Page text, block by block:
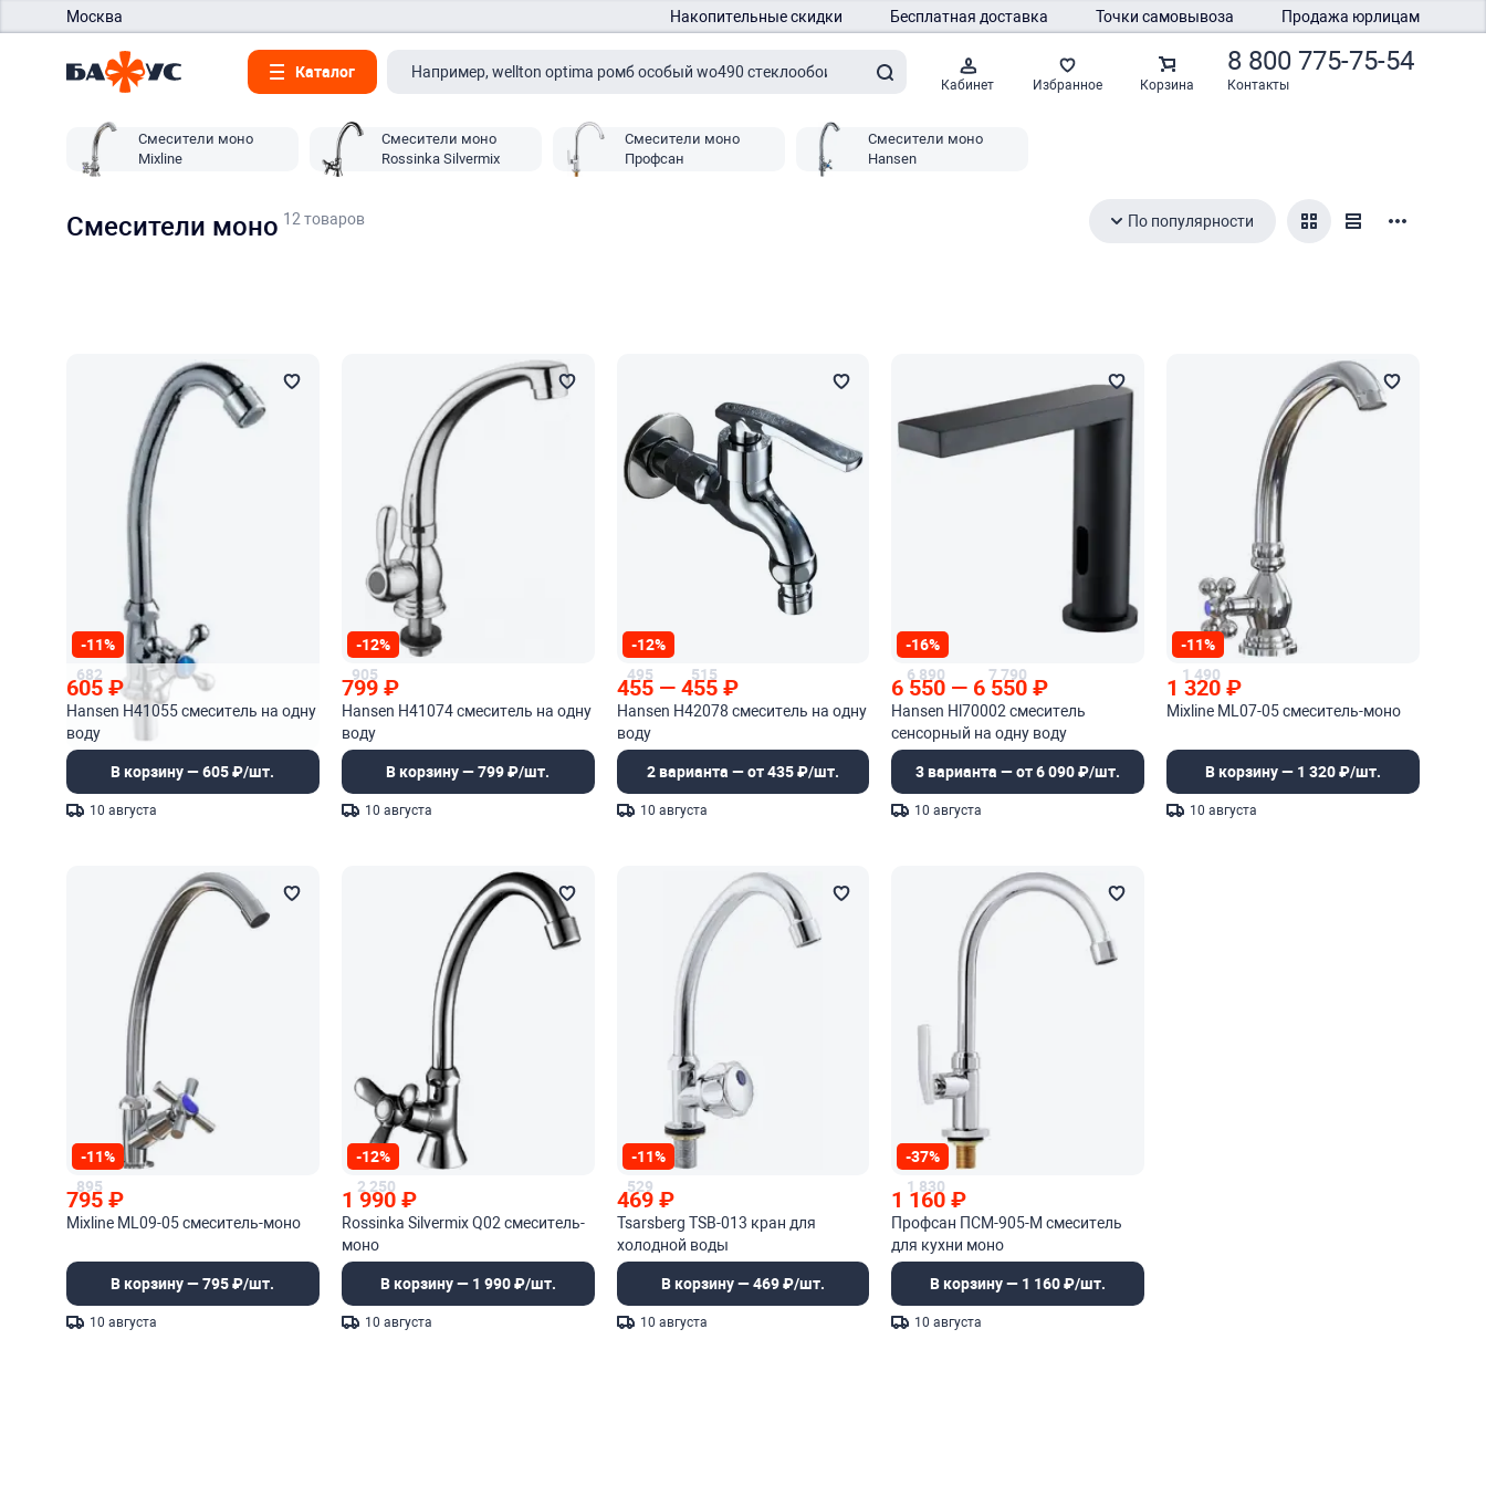
Москва Накопительные скидки Бесплатная доставка Точки самовывоза Продажа юрлицам
Каталог
Кабинет Избранное Корзина
8 800 775-75-54
Контакты
Смесители моно
Mixline
Смесители моно
Rossinka Silvermix
Смесители моно
Профсан
Смесители моно
Hansen
Смесители моно12 товаров По популярности
-11%
682
605₽
Hansen H41055 смеситель на одну
воду
В корзину — 605 ₽/шт.
10 августа
-12%
905
799₽
Hansen H41074 смеситель на одну
воду
В корзину — 799 ₽/шт.
10 августа
-12%
495
455 — 515
455 ₽
Hansen H42078 смеситель на одну
воду
2 варианта — от 435 ₽/шт.
10 августа
-16%
6 890
6 550 — 7 790
6 550₽
Hansen Hl70002 смеситель
сенсорный на одну воду
3 варианта — от 6 090 ₽/шт.
10 августа
-11%
1 490
1 320₽
Mixline ML07-05 смеситель-моно
В корзину — 1 320 ₽/шт.
10 августа
-11%
895
795₽
Mixline ML09-05 смеситель-моно
В корзину — 795 ₽/шт.
10 августа
-12%
2 250
1 990₽
Rossinka Silvermix Q02 смеситель-
моно
В корзину — 1 990 ₽/шт.
10 августа
-11%
529
469 ₽
Tsarsberg TSB-013 кран для
холодной воды
В корзину — 469 ₽/шт.
10 августа
-37%
1 830
1 160₽
Профсан ПСМ-905-М смеситель
для кухни моно
В корзину — 1 160 ₽/шт.
10 августа